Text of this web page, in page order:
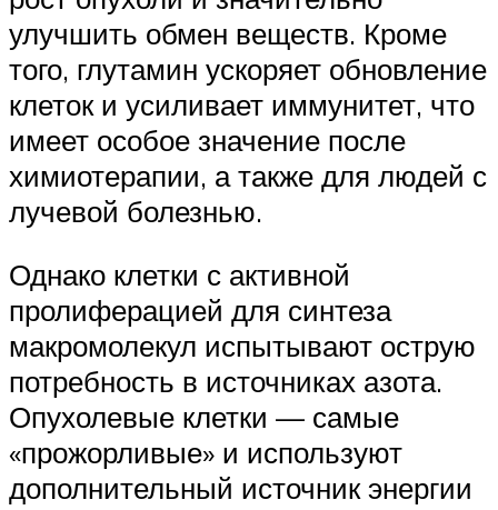
улучшить обмен веществ. Кроме
того, глутамин ускоряет обновление
клеток и усиливает иммунитет, что
имеет особое значение после
химиотерапии, а также для людей с
лучевой болезнью.
Однако клетки с активной
пролиферацией для синтеза
макромолекул испытывают острую
потребность в источниках азота.
Опухолевые клетки — самые
«прожорливые» и используют
дополнительный источник энергии